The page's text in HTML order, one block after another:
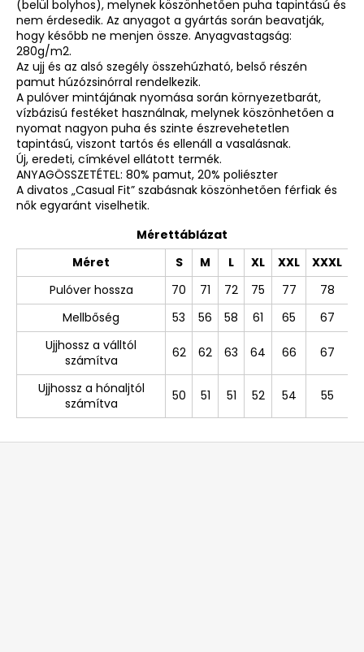
(belül bolyhos), melynek köszönhetően puha tapintású és
nem érdesedik. Az anyagot a gyártás során beavatják,
hogy később ne menjen össze. Anyagvastagság:
280g/m2.
Az ujj és az alsó szegély összehúzható, belső részén
pamut húzózsinórral rendelkezik.
A pulóver mintájának nyomása során környezetbarát,
vízbázisú festéket használnak, melynek köszönhetően a
nyomat nagyon puha és szinte észrevehetetlen
tapintású, viszont tartós és ellenáll a vasalásnak.
Új, eredeti, címkével ellátott termék.
ANYAGÖSSZETÉTEL: 80% pamut, 20% poliészter
A divatos „Casual Fit” szabásnak köszönhetően férfiak és
nők egyaránt viselhetik.
Mérettáblázat
Méret
S M L XL XXL
XXXL
Pulóver hossza
70 71 72 75 77
78
Mellbőség
53 56 58 61 65
67
Ujjhossz a válltól
számítva
62 62 63 64 66 67
Ujjhossz a hónaljtól
számítva
50 51 51 52 54 55
L